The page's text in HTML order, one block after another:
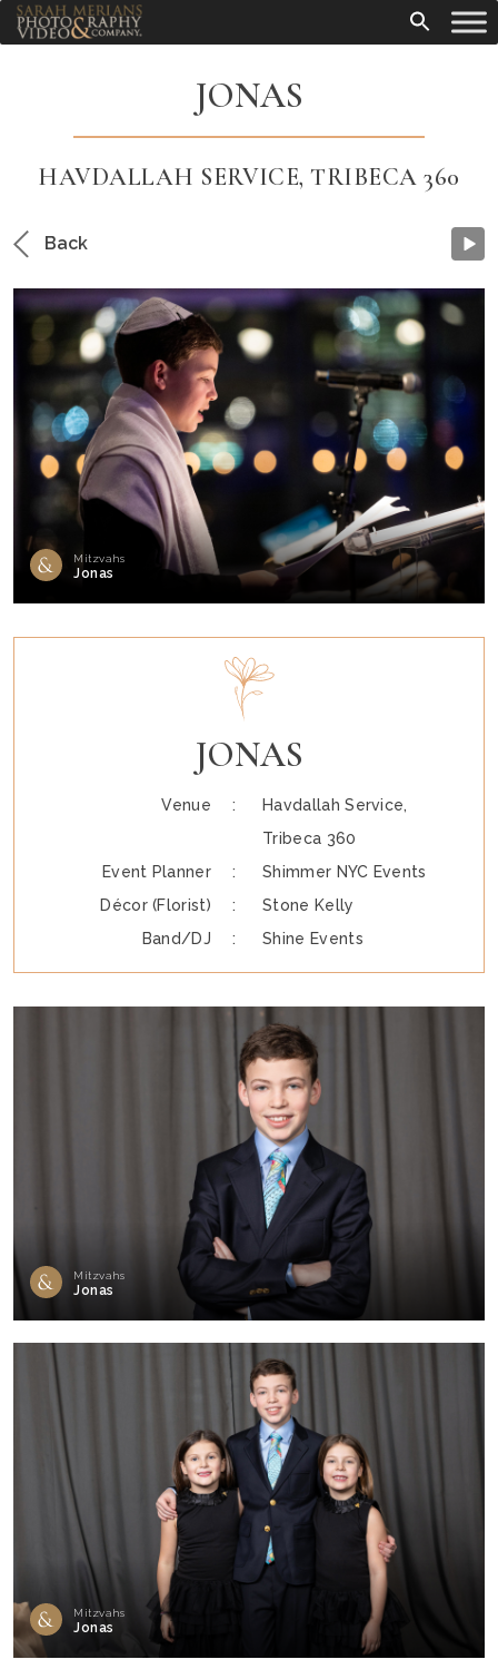
JONAS
HAVDALLAH SERVICE, TRIBECA 360
Back
Mitzvahs
Jonas
JONAS
Venue :
Havdallah Service,
Tribeca 360
Event Planner :
Shimmer NYC Events
Décor (Florist) :
Stone Kelly
Band/DJ :
Shine Events
Mitzvahs
Jonas
Mitzvahs
Jonas